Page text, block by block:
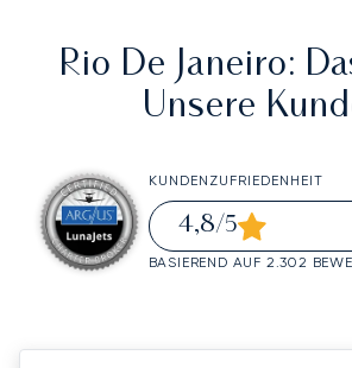
Rio De Janeiro:
Unsere
KUNDENZUFRIEDENHEIT
4,8/5
BASIEREND AUF 2.302